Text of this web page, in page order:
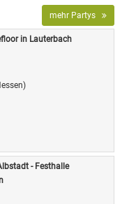
mehr Partys
in Lauterbach
- Festhalle